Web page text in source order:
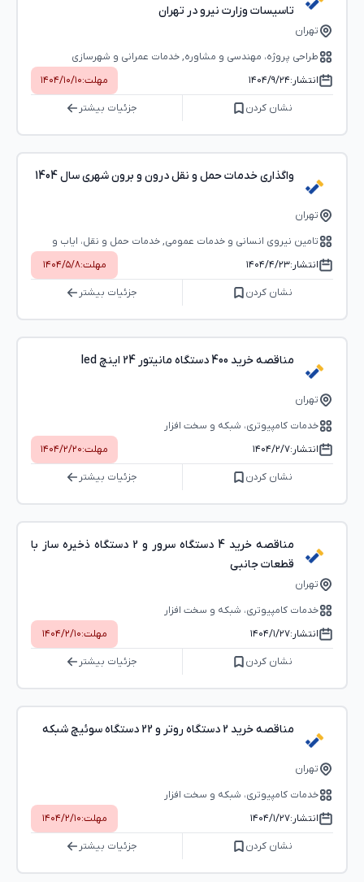
تاسیسات وزارت نیرو در تهران
تهران
طراحی پروژه، مهندسی و مشاوره, خدمات عمرانی و شهرسازی
انتشار:۱۴۰۴/۹/۲۴ مهلت:۱۴۰۴/۱۰/۱۰
نشان کردن جزئیات بیشتر
واگذاری خدمات حمل و نقل درون و برون شهری سال 1404
تهران
تامین نیروی انسانی و خدمات عمومی, خدمات حمل و نقل، ایاب و
ذهاب، خدمات پستی
انتشار:۱۴۰۴/۴/۲۳ مهلت:۱۴۰۴/۵/۸
نشان کردن جزئیات بیشتر
مناقصه خرید 400 دستگاه مانیتور 24 اینچ led
تهران
خدمات کامپیوتری، شبکه و سخت ‌افزار
انتشار:۱۴۰۴/۲/۷ مهلت:۱۴۰۴/۲/۲۰
نشان کردن جزئیات بیشتر
مناقصه خرید 4 دستگاه سرور و 2 دستگاه ذخیره ساز با
قطعات جانبی
تهران
خدمات کامپیوتری، شبکه و سخت ‌افزار
انتشار:۱۴۰۴/۱/۲۷ مهلت:۱۴۰۴/۲/۱۰
نشان کردن جزئیات بیشتر
مناقصه خرید 2 دستگاه روتر و 22 دستگاه سوئیچ شبکه
تهران
خدمات کامپیوتری، شبکه و سخت ‌افزار
انتشار:۱۴۰۴/۱/۲۷ مهلت:۱۴۰۴/۲/۱۰
نشان کردن جزئیات بیشتر